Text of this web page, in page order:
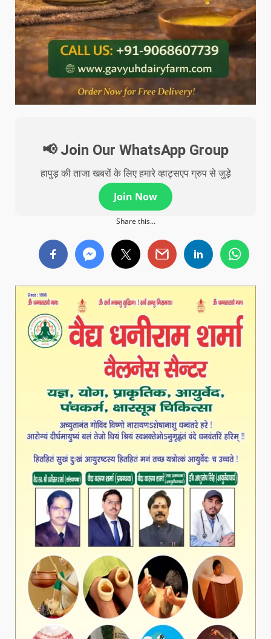
📢 Join Our WhatsApp Group
हापुड़ की ताजा खबरों के लिए हमारे व्हाट्सएप ग्रुप से जुड़े
Join Now
Share this...